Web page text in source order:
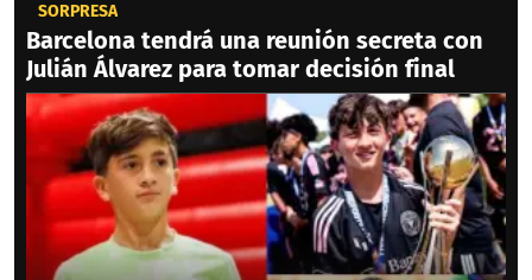
SORPRESA
Barcelona tendrá una reunión secreta con
Julián Álvarez para tomar decisión final